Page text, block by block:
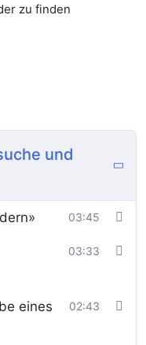
ästhetischen
Fotos.
zu finden
und
03:45
03:33
eines
02:43